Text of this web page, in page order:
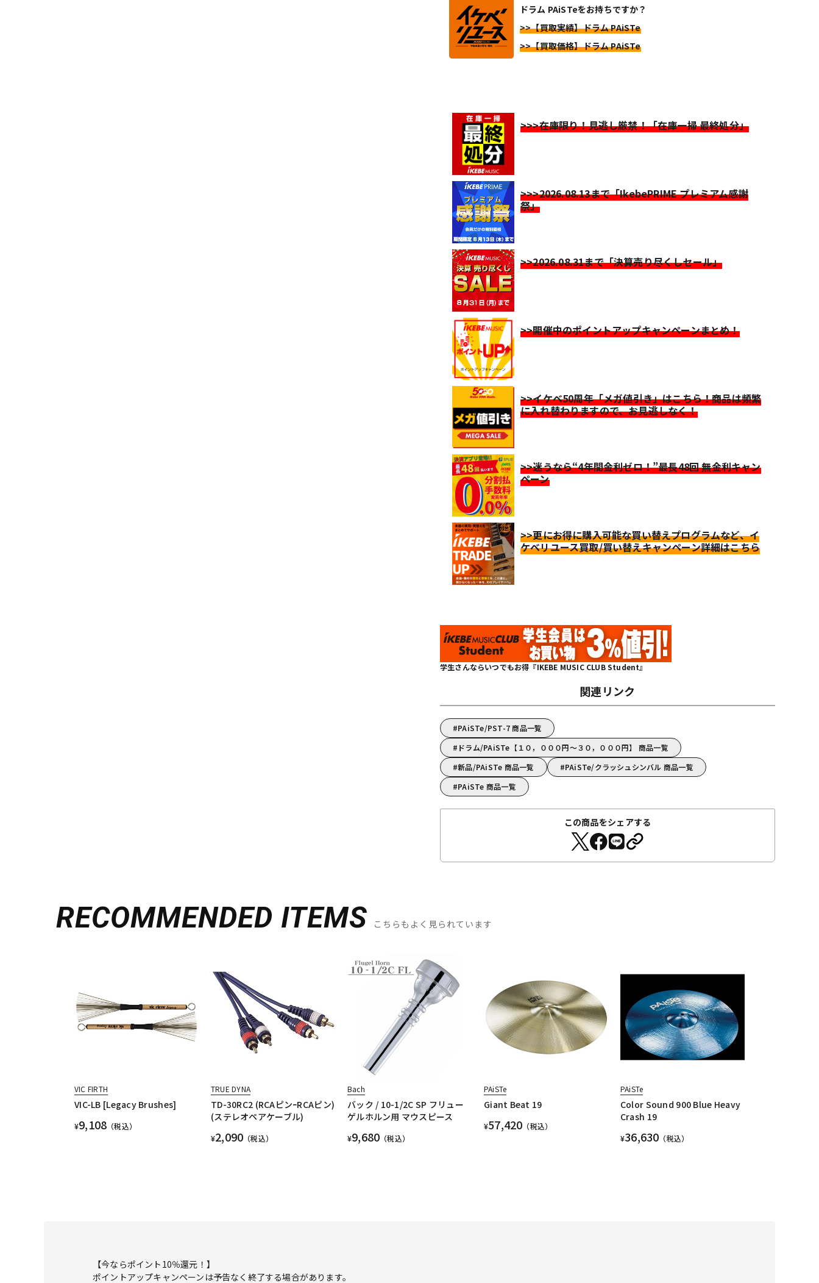
ドラム PAiSTeをお持ちですか？
>>【買取実績】ドラム PAiSTe
>>【買取価格】ドラム PAiSTe
>>>在庫限り！見逃し厳禁！「在庫一掃 最終処分」
>>>2026.08.13まで「IkebePRIME プレミアム感謝
祭」
>>2026.08.31まで「決算売り尽くしセール」
>>開催中のポイントアップキャンペーンまとめ！
>>イケベ50周年「メガ値引き」はこちら！商品は頻繁
に入れ替わりますので、お見逃しなく！
>>迷うなら“4年間金利ゼロ！”最長48回 無金利キャン
ペーン
>>更にお得に購入可能な買い替えプログラムなど、イ
ケベリユース買取/買い替えキャンペーン詳細はこちら
学生さんならいつでもお得『IKEBE MUSIC CLUB Student』
関連リンク
PAiSTe/PST-7 商品一覧
ドラム/PAiSTe【１０，０００円～３０，０００円】 商品一覧
新品/PAiSTe 商品一覧
PAiSTe/クラッシュシンバル 商品一覧
PAiSTe 商品一覧
この商品をシェアする
RECOMMENDED ITEMS こちらもよく見られています
VIC FIRTH
VIC-LB [Legacy Brushes]
¥9,108 （税込）
TRUE DYNA
TD-30RC2 (RCAピンｰRCAピン)
(ステレオペアケーブル)
¥2,090 （税込）
Bach
バック / 10-1/2C SP フリュー
ゲルホルン用 マウスピース
¥9,680 （税込）
PAiSTe
Giant Beat 19
¥57,420 （税込）
PAiSTe
Color Sound 900 Blue Heavy
Crash 19
¥36,630 （税込）
【今ならポイント10％還元！】
ポイントアップキャンペーンは予告なく終了する場合があります。